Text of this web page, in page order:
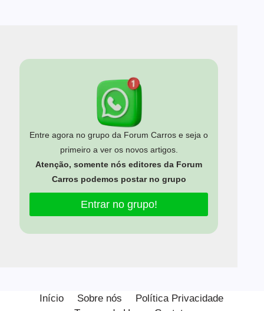
Entre agora no grupo da Forum Carros e seja o
primeiro a ver os novos artigos.
Atenção, somente nós editores da Forum
Carros podemos postar no grupo
Entrar no grupo!
Início Sobre nós
Política Privacidade
experiência em nosso site.
Você pode saber mais sobre quais cookies estamos usando